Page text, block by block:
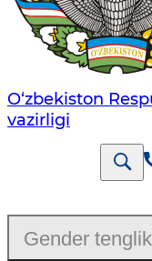
O‘zbekiston
vazirligi
Gender tenglik